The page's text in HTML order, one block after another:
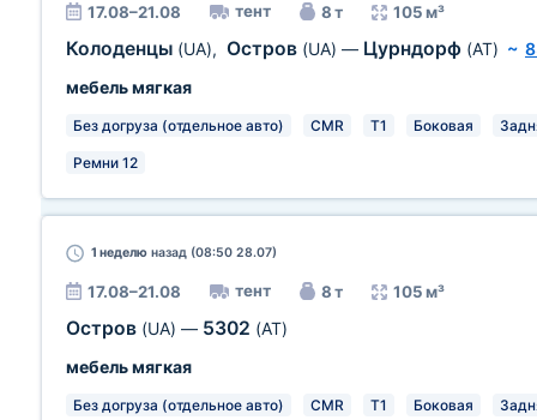
17.08–21.08 тент 8 т 105 м³
Колоденцы (UA), Остров (UA) — Цурндорф (AT) ~
мебель мягкая
Без догруза (отдельное авто) CMR T1 Боковая
Ремни 12
1 неделю назад (08:50 28.07)
17.08–21.08 тент 8 т 105 м³
Остров (UA) — 5302 (AT)
мебель мягкая
Без догруза (отдельное авто) CMR T1 Боковая